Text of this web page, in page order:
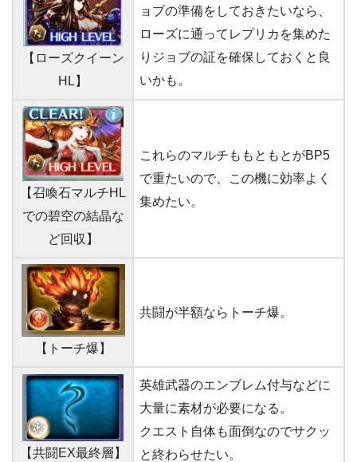
【ローズクイーン
HL】
ョブの準備をしておきたいなら、
ローズに通ってレプリカを集めた
りジョブの証を確保しておくと良
いかも。
【召喚石マルチHL
での碧空の結晶な
ど回収】
これらのマルチももともとがBP5
で重たいので、この機に効率よく
集めたい。
【トーチ爆】
共闘が半額ならトーチ爆。
【共闘EX最終層】
英雄武器のエンブレム付与などに
大量に素材が必要になる。
クエスト自体も面倒なのでサクッ
と終わらせたい。